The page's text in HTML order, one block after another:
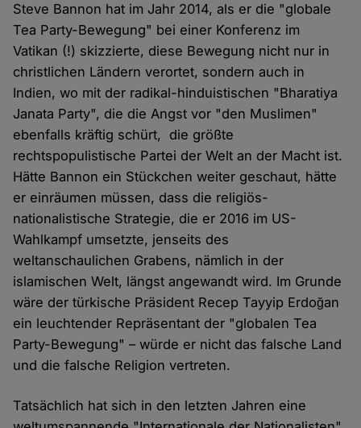
Steve Bannon hat im Jahr 2014, als er die "globale
Tea Party-Bewegung" bei einer Konferenz im
Vatikan (!) skizzierte, diese Bewegung nicht nur in
christlichen Ländern verortet, sondern auch in
Indien, wo mit der radikal-hinduistischen "Bharatiya
Janata Party", die die Angst vor "den Muslimen"
ebenfalls kräftig schürt, die größte
rechtspopulistische Partei der Welt an der Macht ist.
Hätte Bannon ein Stückchen weiter geschaut, hätte
er einräumen müssen, dass die religiös-
nationalistische Strategie, die er 2016 im US-
Wahlkampf umsetzte, jenseits des
weltanschaulichen Grabens, nämlich in der
islamischen Welt, längst angewandt wird. Im Grunde
wäre der türkische Präsident Recep Tayyip Erdoğan
ein leuchtender Repräsentant der "globalen Tea
Party-Bewegung" – würde er nicht das falsche Land
und die falsche Religion vertreten.
Tatsächlich hat sich in den letzten Jahren eine